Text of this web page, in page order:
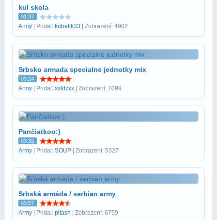
kul skola
01:37
Army | Pridal: kubelik33 | Zobrazení: 4902
Srbsko armada specialne jednotky mix
03:24
Army | Pridal: xxldzxx | Zobrazení: 7099
Pančiatkoo:)
03:32
Army | Pridal: SOUP | Zobrazení: 5327
Srbská armáda / serbian army
03:57
Army | Pridal: pitash | Zobrazení: 6759